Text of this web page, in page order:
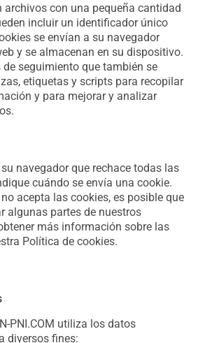
archivos con una pequeña cantidad
incluir un identificador único
se envían a su navegador
y se almacenan en su dispositivo.
seguimiento que también se
etiquetas y scripts para recopilar
y para mejorar y analizar
navegador que rechace todas las
cuándo se envía una cookie.
acepta las cookies, es posible que
algunas partes de nuestros
más información sobre las
Política de cookies.
PNI.COM utiliza los datos
diversos fines: